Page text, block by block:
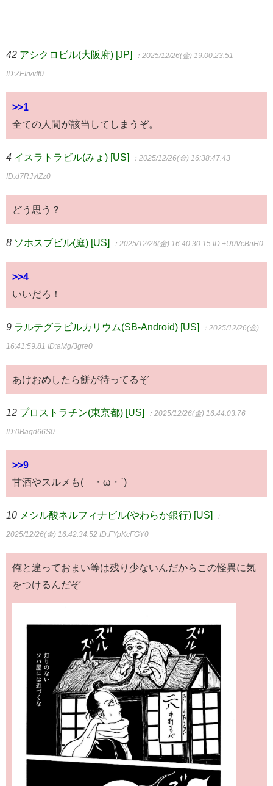
42 アシクロビル(大阪府) [JP] ：2025/12/26(金) 19:00:23.51
ID:ZEIrvvIf0
>>1
全ての人間が該当してしまうぞ。
4 イスラトラビル(みょ) [US] ：2025/12/26(金) 16:38:47.43
ID:d7RJvlZz0
どう思う？
8 ソホスブビル(庭) [US] ：2025/12/26(金) 16:40:30.15 ID:+U0VcBnH0
>>4
いいだろ！
9 ラルテグラビルカリウム(SB-Android) [US] ：2025/12/26(金)
16:41:59.81 ID:aMg/3gre0
あけおめしたら餅が待ってるぞ
12 プロストラチン(東京都) [US] ：2025/12/26(金) 16:44:03.76
ID:0Baqd66S0
>>9
甘酒やスルメも(´・ω・`)
10 メシル酸ネルフィナビル(やわらか銀行) [US] ：
2025/12/26(金) 16:42:34.52 ID:FYpKcFGY0
俺と違っておまい等は残り少ないんだからこの怪異に気
をつけるんだぞ